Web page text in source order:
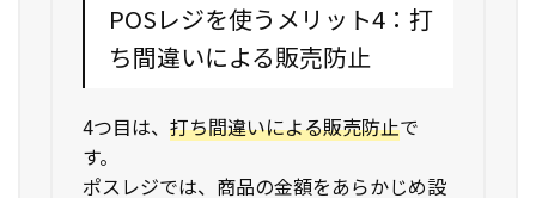
POSレジを使うメリット4：打
ち間違いによる販売防止
4つ目は、 打ち間違いによる販売防止で
す。
ポスレジでは、商品の金額をあらかじめ設